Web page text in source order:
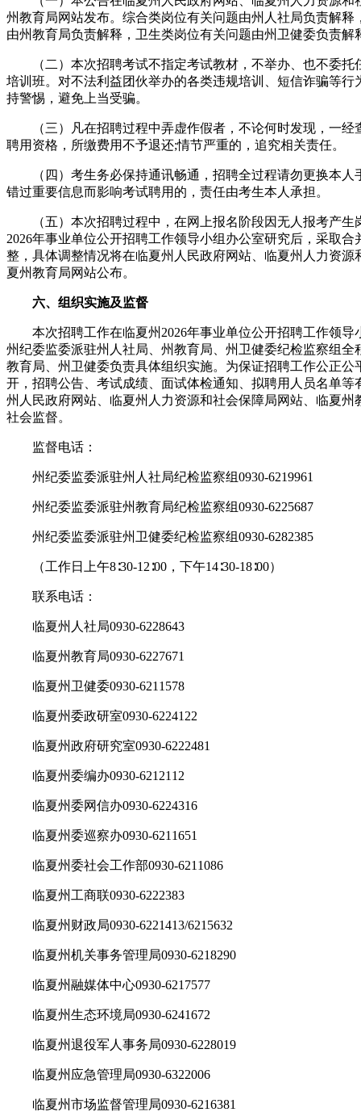
州教育局网站发布。综合类岗位有关问题由州人社局负责解释
由州教育局负责解释，卫生类岗位有关问题由州卫健委负责解
（二）本次招聘考试不指定考试教材，不举办、也不委托
培训班。对不法利益团伙举办的各类违规培训、短信诈骗等行
持警惕，避免上当受骗。
（三）凡在招聘过程中弄虚作假者，不论何时发现，一经
聘用资格，所缴费用不予退还;情节严重的，追究相关责任。
（四）考生务必保持通讯畅通，招聘全过程请勿更换本人
错过重要信息而影响考试聘用的，责任由考生本人承担。
（五）本次招聘过程中，在网上报名阶段因无人报考产生
2026年事业单位公开招聘工作领导小组办公室研究后，采取合
整，具体调整情况将在临夏州人民政府网站、临夏州人力资源
夏州教育局网站公布。
六、组织实施及监督
本次招聘工作在临夏州2026年事业单位公开招聘工作领导
州纪委监委派驻州人社局、州教育局、州卫健委纪检监察组全
教育局、州卫健委负责具体组织实施。为保证招聘工作公正公
开，招聘公告、考试成绩、面试体检通知、拟聘用人员名单等
州人民政府网站、临夏州人力资源和社会保障局网站、临夏州
社会监督。
监督电话：
州纪委监委派驻州人社局纪检监察组0930-6219961
州纪委监委派驻州教育局纪检监察组0930-6225687
州纪委监委派驻州卫健委纪检监察组0930-6282385
（工作日上午8∶30-12∶00，下午14∶30-18∶00）
联系电话：
临夏州人社局0930-6228643
临夏州教育局0930-6227671
临夏州卫健委0930-6211578
临夏州委政研室0930-6224122
临夏州政府研究室0930-6222481
临夏州委编办0930-6212112
临夏州委网信办0930-6224316
临夏州委巡察办0930-6211651
临夏州委社会工作部0930-6211086
临夏州工商联0930-6222383
临夏州财政局0930-6221413/6215632
临夏州机关事务管理局0930-6218290
临夏州融媒体中心0930-6217577
临夏州生态环境局0930-6241672
临夏州退役军人事务局0930-6228019
临夏州应急管理局0930-6322006
临夏州市场监督管理局0930-6216381